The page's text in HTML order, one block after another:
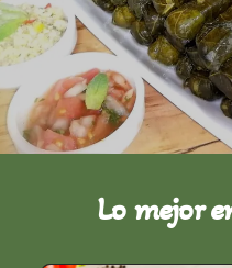
Lo mejor